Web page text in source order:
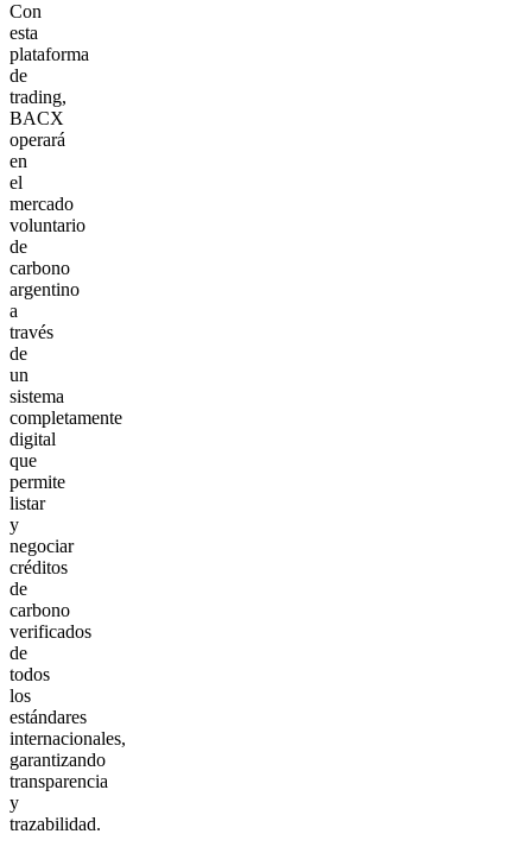
Con
esta
plataforma
de
trading,
BACX
operará
en
el
mercado
voluntario
de
carbono
argentino
a
través
de
un
sistema
completamente
digital
que
permite
listar
y
negociar
créditos
de
carbono
verificados
de
todos
los
estándares
internacionales,
garantizando
transparencia
y
trazabilidad.